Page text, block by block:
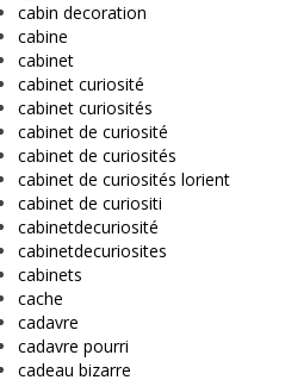
cabin decoration
cabine
cabinet
cabinet curiosité
cabinet curiosités
cabinet de curiosité
cabinet de curiosités
cabinet de curiosités lorient
cabinet de curiositi
cabinetdecuriosité
cabinetdecuriosites
cabinets
cache
cadavre
cadavre pourri
cadeau bizarre